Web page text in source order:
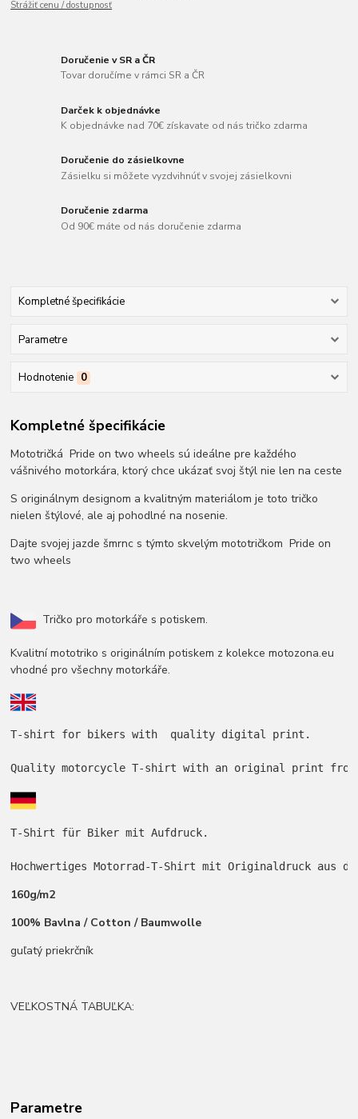
Strážiť cenu / dostupnosť
Doručenie v SR a ČR
Tovar doručíme v rámci SR a ČR
Darček k objednávke
K objednávke nad 70€ získavate od nás tričko zdarma
Doručenie do zásielkovne
Zásielku si môžete vyzdvihnúť v svojej zásielkovni
Doručenie zdarma
Od 90€ máte od nás doručenie zdarma
Kompletné špecifikácie
Parametre
Hodnotenie 0
Kompletné špecifikácie
Mototričká Pride on two wheels sú ideálne pre každého
vášnivého motorkára, ktorý chce ukázať svoj štýl nie len na ceste
S originálnym designom a kvalitným materiálom je toto tričko
nielen štýlové, ale aj pohodlné na nosenie.
Dajte svojej jazde šmrnc s týmto skvelým mototričkom Pride on
two wheels
Tričko pro motorkáře s potiskem.
Kvalitní mototriko s originálním potiskem z kolekce motozona.eu
vhodné pro všechny motorkáře.
T-shirt for bikers with  quality digital print.
Quality motorcycle T-shirt with an original print
T-Shirt für Biker mit Aufdruck.
Hochwertiges Motorrad-T-Shirt mit Originaldruck aus
160g/m2
100% Bavlna / Cotton / Baumwolle
guľatý priekrčník
VEĽKOSTNÁ TABUĽKA:
Parametre